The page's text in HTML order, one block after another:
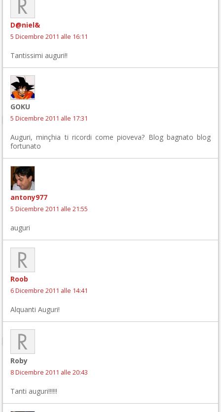
D@niel&
5 Dicembre 2011 alle 16:11
Tantissimi auguri!!
GOKU
5 Dicembre 2011 alle 17:31
Auguri, minçhia ti ricordi come pioveva? Blog bagnato blog
fortunato
antony977
5 Dicembre 2011 alle 21:55
auguri
Roob
6 Dicembre 2011 alle 14:41
Alquanti Auguri!
Roby
8 Dicembre 2011 alle 20:43
Tanti auguri!!!!!!